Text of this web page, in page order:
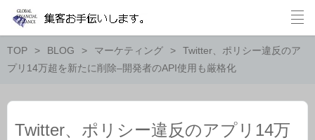
TOP BLOG マーケティング
Twitter、ポリシー違反のア
プリ14万超を新たに削除–開発者のAPI使用も厳格化
Twitter、ポリシー違反のアプリ14万